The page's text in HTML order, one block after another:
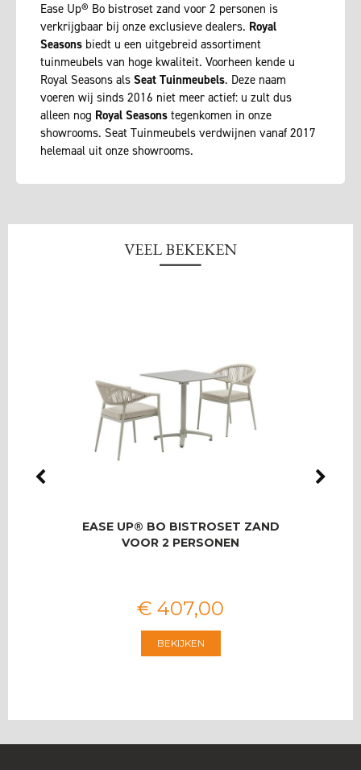
Ease Up® Bo bistroset zand voor 2 personen is
verkrijgbaar bij onze exclusieve dealers. Royal
Seasons biedt u een uitgebreid assortiment
tuinmeubels van hoge kwaliteit. Voorheen kende u
Royal Seasons als Seat Tuinmeubels. Deze naam
voeren wij sinds 2016 niet meer actief: u zult dus
alleen nog Royal Seasons tegenkomen in onze
showrooms. Seat Tuinmeubels verdwijnen vanaf 2017
helemaal uit onze showrooms.
VEEL BEKEKEN
EASE UP® BO BISTROSET ZAND
VOOR 2 PERSONEN
€ 407,00
BEKIJKEN